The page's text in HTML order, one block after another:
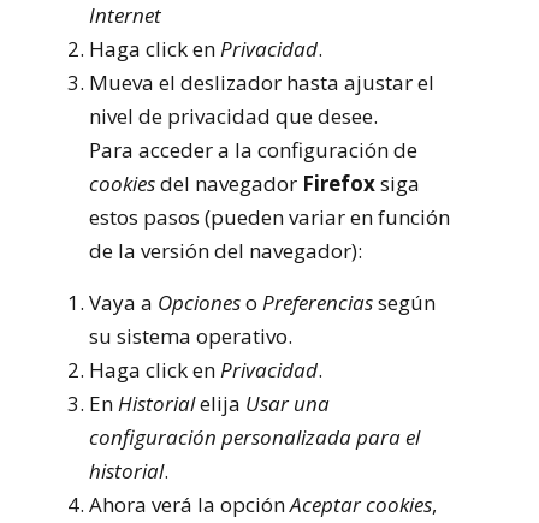
Internet
Haga click enPrivacidad.
Mueva el deslizador hasta ajustar el
nivel de privacidad que desee.
Para acceder a la configuración de
cookiesdel navegador Firefoxsiga
estos pasos (pueden variar en función
de la versión del navegador):
Vaya a Opcioneso Preferenciassegún
su sistema operativo.
Haga click enPrivacidad.
EnHistorialelija Usar una
configuración personalizada para el
historial.
Ahora verá la opciónAceptar cookies,